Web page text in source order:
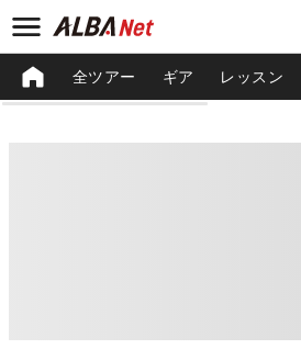
全ツアー ギア レッスン